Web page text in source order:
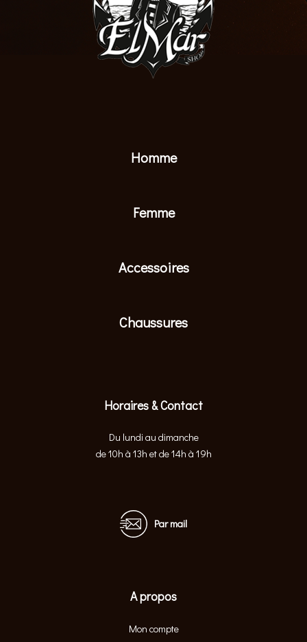
Homme
Femme
Accessoires
Chaussures
Horaires & Contact
Du lundi au dimanche
de 10h à 13h et de 14h à 19h
Par mail
A propos
Mon compte